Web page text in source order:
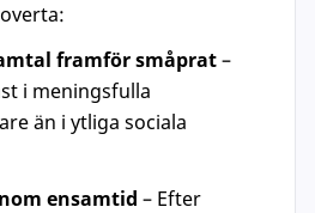
framför småprat–
i meningsfulla
än i ytliga sociala
ensamtid – Efter